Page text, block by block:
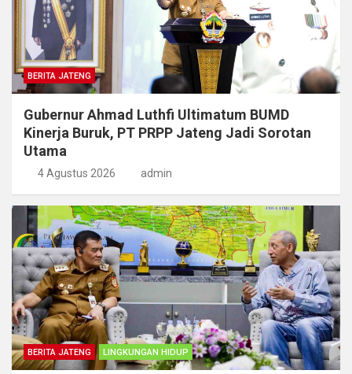
BERITA JATENG
Gubernur Ahmad Luthfi Ultimatum BUMD
Kinerja Buruk, PT PRPP Jateng Jadi Sorotan
Utama
4 Agustus 2026 admin
BERITA JATENG LINGKUNGAN HIDUP